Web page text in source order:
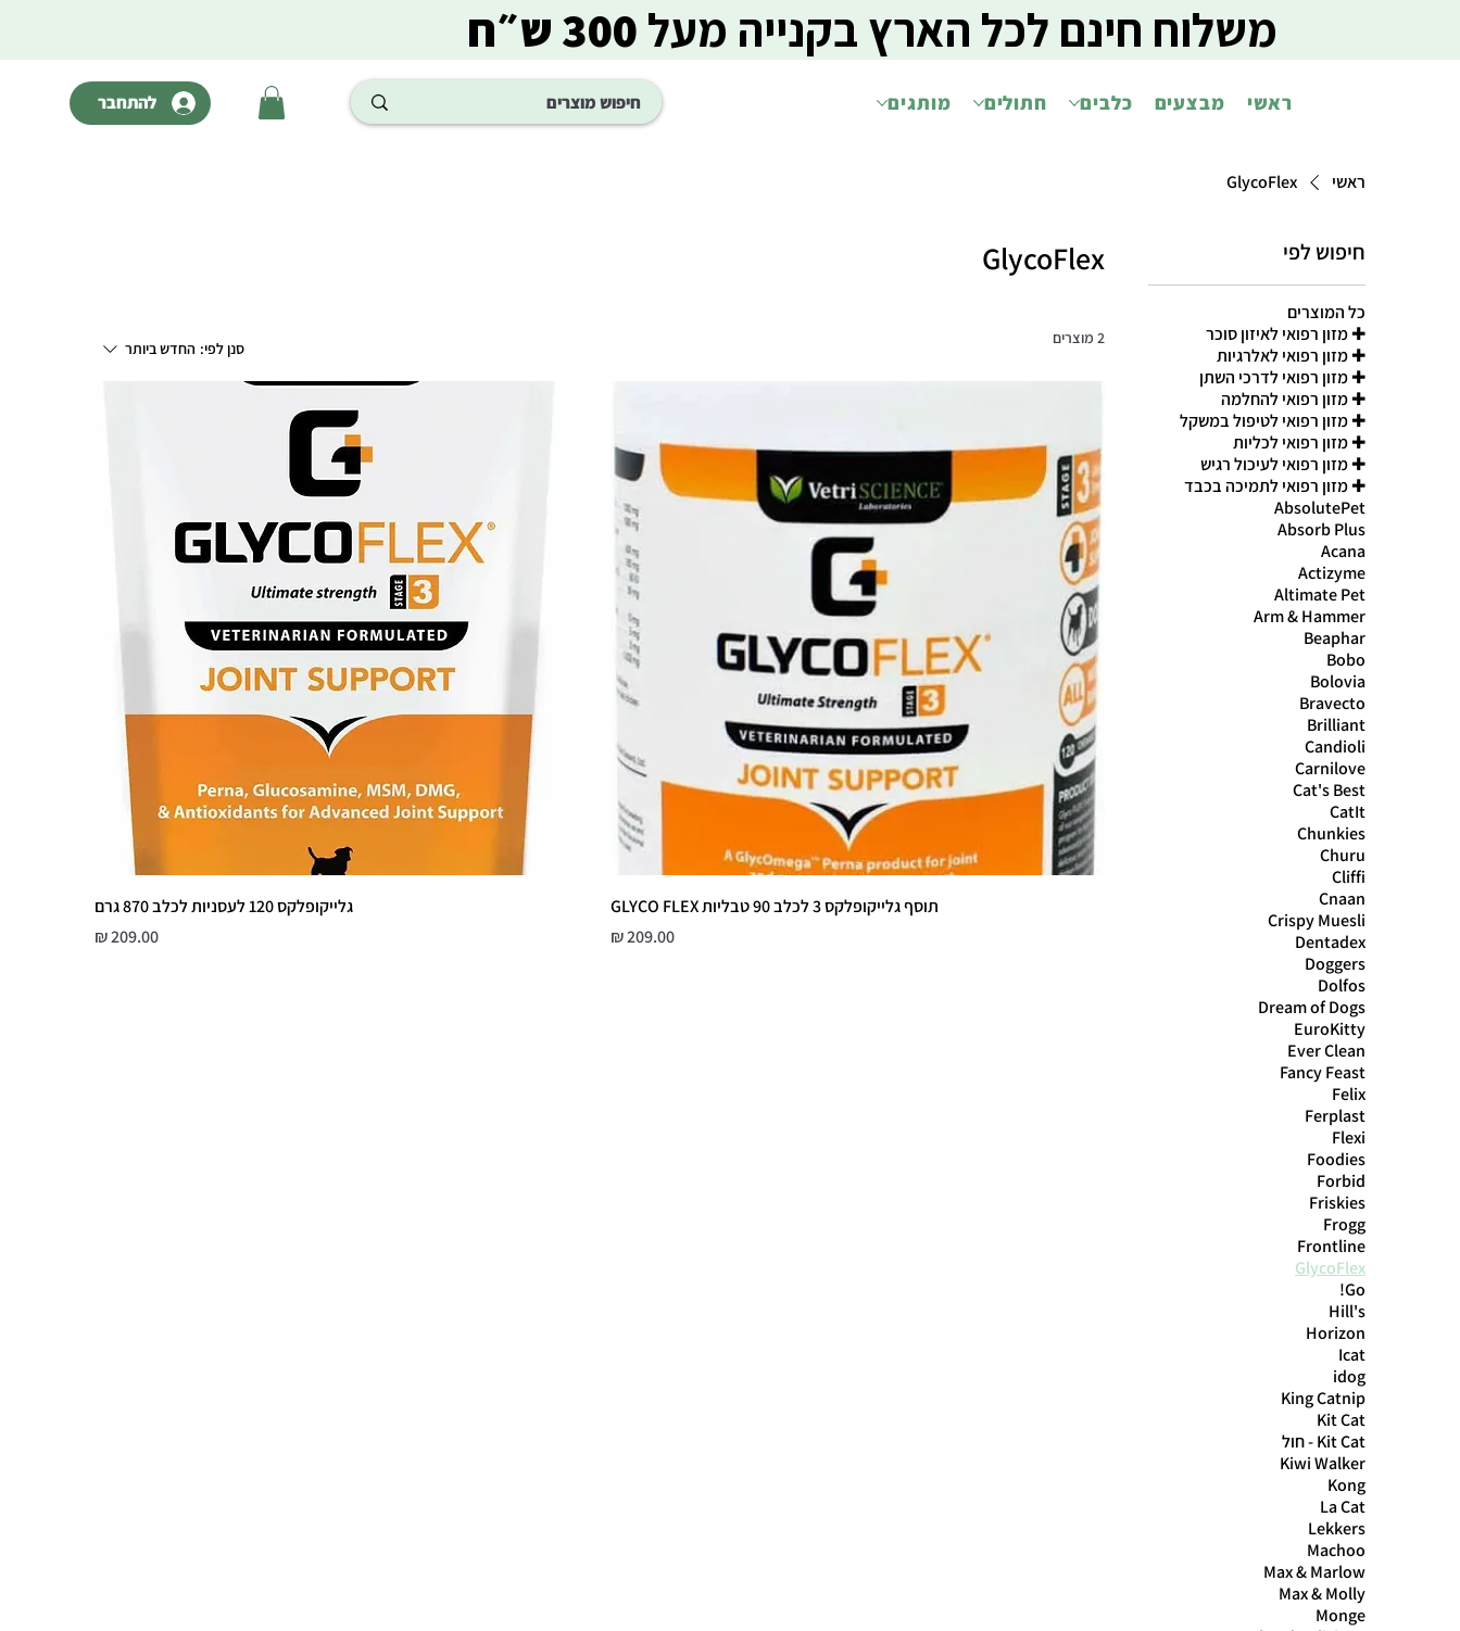
ראשי מבצעים כלבים חתולים מותגים להתחבר
משלוח חינם לכל הארץ בקנייה מעל300 ש״ח
ראשי GlycoFlex
חיפוש לפי
כל המוצרים
✚ מזון רפואי לאיזון סוכר
✚ מזון רפואי לאלרגיות
✚ מזון רפואי לדרכי השתן
✚ מזון רפואי להחלמה
✚ מזון רפואי לטיפול במשקל
✚ מזון רפואי לכליות
✚ מזון רפואי לעיכול רגיש
✚ מזון רפואי לתמיכה בכבד
AbsolutePet
Absorb Plus
Acana
Actizyme
Altimate Pet
Arm & Hammer
Beaphar
Bobo
Bolovia
Bravecto
Brilliant
Candioli
Carnilove
Cat's Best
CatIt
Chunkies
Churu
Cliffi
Cnaan
Crispy Muesli
Dentadex
Doggers
Dolfos
Dream of Dogs
EuroKitty
Ever Clean
Fancy Feast
Felix
Ferplast
Flexi
Foodies
Forbid
Friskies
Frogg
Frontline
GlycoFlex
Go!
Hill's
Horizon
Icat
idog
King Catnip
Kit Cat
Kit Cat - חול
Kiwi Walker
Kong
La Cat
Lekkers
Machoo
Max & Marlow
Max & Molly
Monge
GlycoFlex
2 מוצרים
סנן לפי: החדש ביותר
תוסף גלייקופלקס 3 לכלב 90 טבליות GLYCO FLEX
מחיר
גלייקופלקס 120 לעסניות לכלב 870 גרם
מחיר